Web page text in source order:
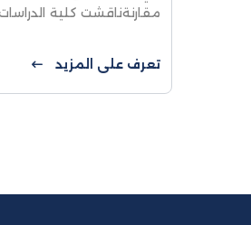
مقارنةناقشت كلية
ماجستير للطالب سامي
بعنوان "قرار منع السفر ...
تعرف على المزيد